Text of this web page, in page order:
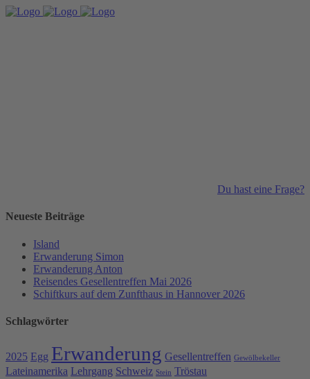
Du hast eine Frage?
Neueste Beiträge
Island
Erwanderung Simon
Erwanderung Anton
Reisendes Gesellentreffen Mai 2026
Schiftkurs auf dem Zunfthaus in Hannover 2026
Schlagwörter
2025 Egg Erwanderung Gesellentreffen Gewölbekeller
Lateinamerika Lehrgang Schweiz Stein Tröstau